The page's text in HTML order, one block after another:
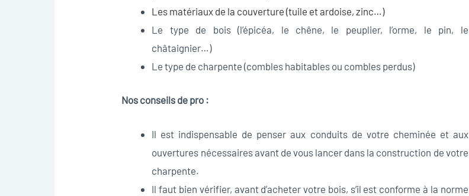
Les matériaux de la couverture (tuile et ardoise, zinc…)
Le type de bois (l’épicéa, le chêne, le peuplier, l’orme, le pin, le
châtaignier…)
Le type de charpente (combles habitables ou combles perdus)
Nos conseils de pro :
Il est indispensable de penser aux conduits de votre cheminée et aux
ouvertures nécessaires avant de vous lancer dans la construction de votre
charpente.
Il faut bien vérifier, avant d’acheter votre bois, s’il est conforme à la norme